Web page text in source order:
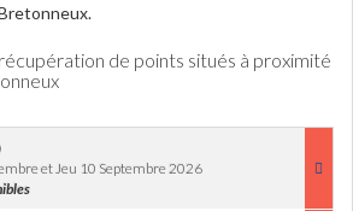
de points situés à proximité
et Jeu 10 Septembre 2026